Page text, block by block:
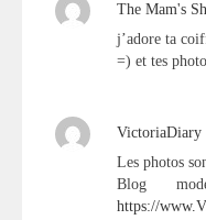
The Mam's
j’adore ta
=) et tes
VictoriaDiary
Les photos
Blog
https://